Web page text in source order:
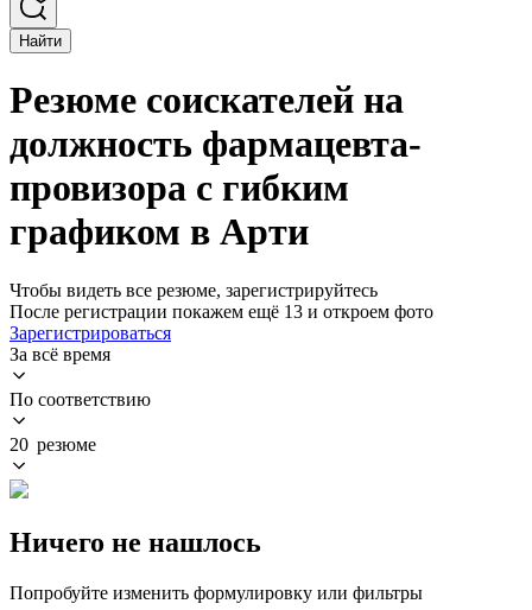
Найти
Резюме соискателей на
должность фармацевта-
провизора с гибким
графиком в Арти
Чтобы видеть все резюме, зарегистрируйтесь
После регистрации покажем ещё 13 и откроем фото
Зарегистрироваться
За всё время
По соответствию
20 резюме
Ничего не нашлось
Попробуйте изменить формулировку или фильтры